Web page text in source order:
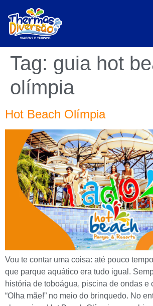
Tag: guia hot
olímpia
Hot Beach Olímpia
Vou te contar uma coisa: até pouco
que parque aquático era tudo igual.
história de toboágua, piscina de ondas e
“Olha mãe!” no meio do brinquedo. No